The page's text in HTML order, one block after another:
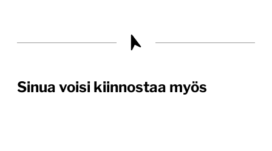
Sinua voisi kiinnostaa myös